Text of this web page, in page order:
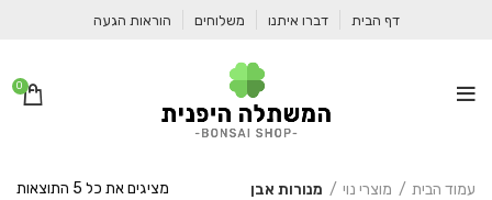
דף הבית דברו איתנו משלוחים הוראות הגעה
0
עמוד הבית מוצרי נוי מנורות אבן מציגים את כל ⁦5⁩ התוצאות